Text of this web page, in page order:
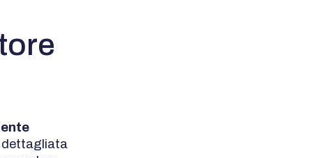
dettagliata